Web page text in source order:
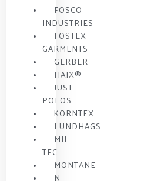
FOSCO
INDUSTRIES
FOSTEX
GARMENTS
GERBER
HAIX®
JUST
POLOS
KORNTEX
LUNDHAGS
MIL-
TEC
MONTANE
N